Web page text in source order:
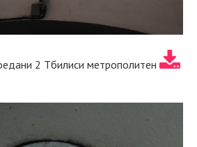
2 Тбилиси метрополитен